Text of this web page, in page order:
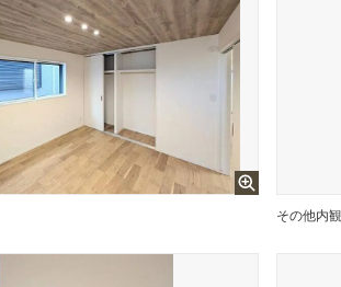
その他内観